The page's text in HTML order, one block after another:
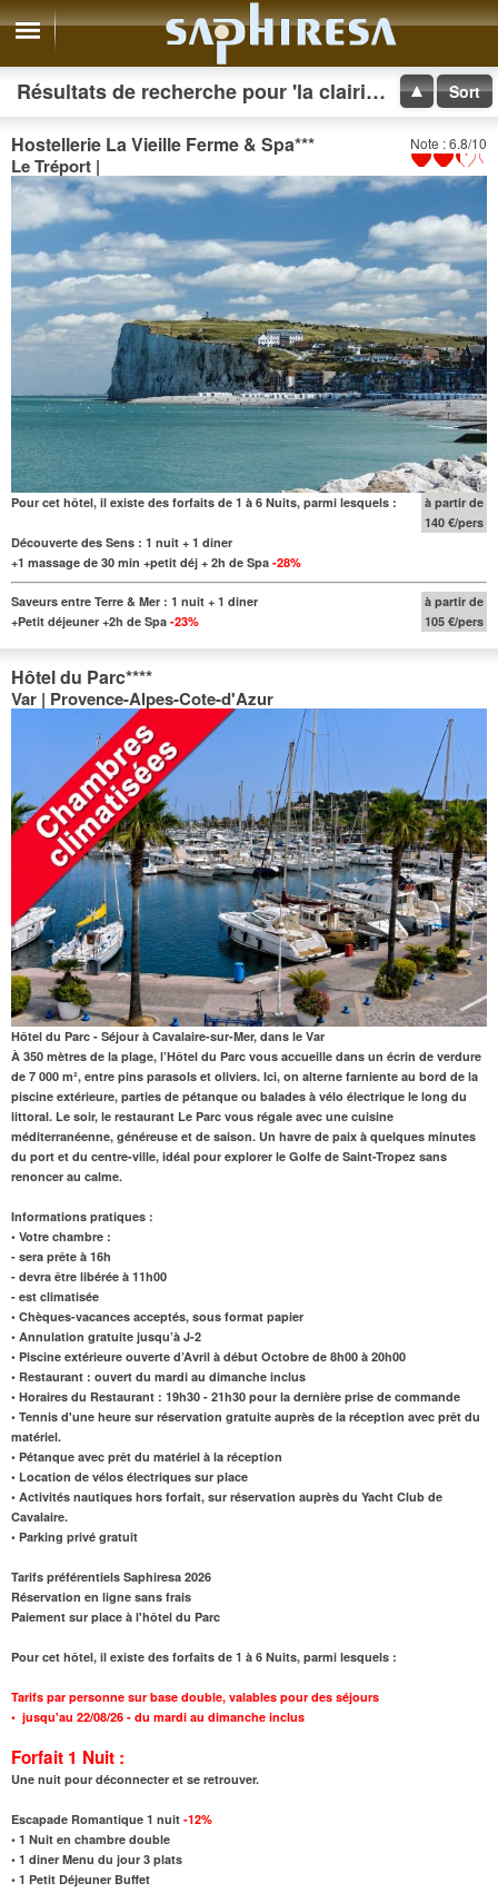
Résultats de recherche pour 'la clairière petite' Sort
Note : 6.8/10
Hostellerie La Vieille Ferme & Spa***
Le Tréport |
Pour cet hôtel, il existe des forfaits de 1 à 6 Nuits, parmi lesquels :
Découverte des Sens : 1 nuit + 1 diner
+1 massage de 30 min +petit déj + 2h de Spa -28%
à partir de
140 €/pers
Saveurs entre Terre & Mer : 1 nuit + 1 diner
+Petit déjeuner +2h de Spa -23%
à partir de
105 €/pers
Hôtel du Parc****
Var | Provence-Alpes-Cote-d'Azur
Hôtel du Parc - Séjour à Cavalaire-sur-Mer, dans le Var
À 350 mètres de la plage, l’Hôtel du Parc vous accueille dans un écrin de verdure
de 7 000 m², entre pins parasols et oliviers. Ici, on alterne farniente au bord de la
piscine extérieure, parties de pétanque ou balades à vélo électrique le long du
littoral. Le soir, le restaurant Le Parc vous régale avec une cuisine
méditerranéenne, généreuse et de saison. Un havre de paix à quelques minutes
du port et du centre-ville, idéal pour explorer le Golfe de Saint-Tropez sans
renoncer au calme.
Informations pratiques :
• Votre chambre :
- sera prête à 16h
- devra être libérée à 11h00
- est climatisée
• Chèques-vacances acceptés, sous format papier
• Annulation gratuite jusqu’à J-2
• Piscine extérieure ouverte d’Avril à début Octobre de 8h00 à 20h00
• Restaurant : ouvert du mardi au dimanche inclus
• Horaires du Restaurant : 19h30 - 21h30 pour la dernière prise de commande
• Tennis d'une heure sur réservation gratuite auprès de la réception avec prêt du
matériel.
• Pétanque avec prêt du matériel à la réception
• Location de vélos électriques sur place
• Activités nautiques hors forfait, sur réservation auprès du Yacht Club de
Cavalaire.
• Parking privé gratuit
Tarifs préférentiels Saphiresa 2026
Réservation en ligne sans frais
Paiement sur place à l'hôtel du Parc
Pour cet hôtel, il existe des forfaits de 1 à 6 Nuits, parmi lesquels :
Tarifs par personne sur base double, valables pour des séjours
• jusqu'au 22/08/26 - du mardi au dimanche inclus
Forfait 1 Nuit :
Une nuit pour déconnecter et se retrouver.
Escapade Romantique 1 nuit -12%
• 1 Nuit en chambre double
• 1 diner Menu du jour 3 plats
• 1 Petit Déjeuner Buffet